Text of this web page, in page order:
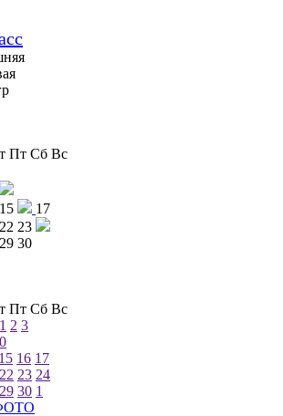
Пт Сб Вс
15
17
22 23
29 30
Пт Сб Вс
1 2 3
15 16 17
22 23 24
29 30 1